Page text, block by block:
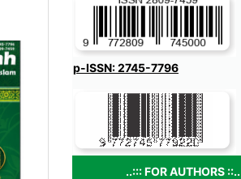
p-ISSN: 2745-7796
..::: FOR AUTHORS ::..